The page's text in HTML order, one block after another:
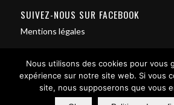
SUIVEZ-NOUS SUR FACEBOOK
Mentions légales
Nous utilisons des cookies pour vous
expérience sur notre site web. Si vous
site, nous supposerons que vous